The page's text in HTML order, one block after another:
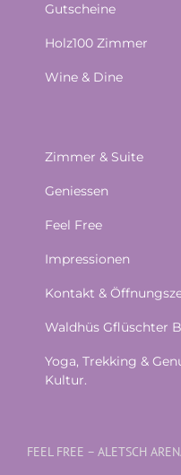
Gutscheine
Holz100 Zimmer
Wine & Dine
Zimmer & Suite
Geniessen
Feel Free
Impressionen
Kontakt &
Waldhüs Gflüschter
Yoga, Trekking &
Kultur.
FEEL FREE – ALETSCH